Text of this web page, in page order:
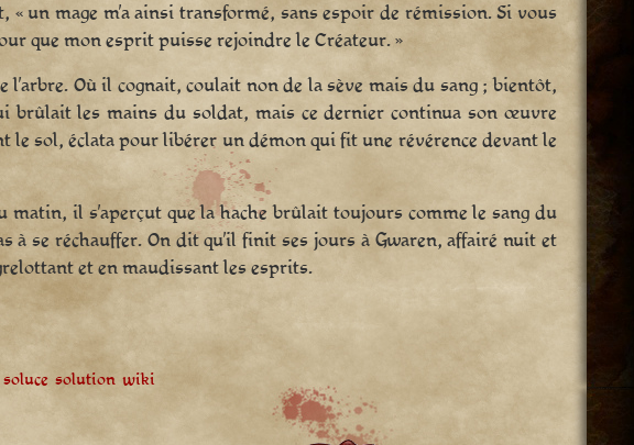
un mage m’a ainsi transformé, sans espoir de rémission. Si vous
que mon esprit puisse rejoindre le Créateur. »
Où il cognait, coulait non de la sève mais du sang ; bientôt,
brûlait les mains du soldat, mais ce dernier continua son œuvre
le sol, éclata pour libérer un démon qui fit une révérence devant le
il s’aperçut que la hache brûlait toujours comme le sang du
à se réchauffer. On dit qu’il finit ses jours à Gwaren, affairé nuit et
et en maudissant les esprits.
soluce solution wiki